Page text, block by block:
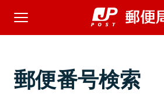
郵便番号検索